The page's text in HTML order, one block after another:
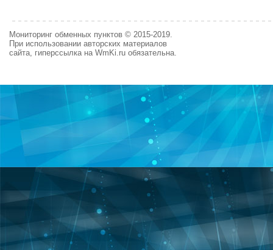
Мониторинг обменных пунктов © 2015-2019.
При использовании авторских материалов
сайта, гиперссылка на WmKi.ru обязательна.